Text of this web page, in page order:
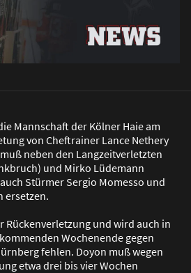
Mannschaft der Kölner Haie am
von Cheftrainer Lance Nethery
ß neben den Langzeitverletzten
und Mirko Lüdemann
Stürmer Sergio Momesso und
ersetzen.
Rückenverletzung und wird auch in
Wochenende gegen
fehlen. Doyon mußwegen
etwa drei bis vier Wochen